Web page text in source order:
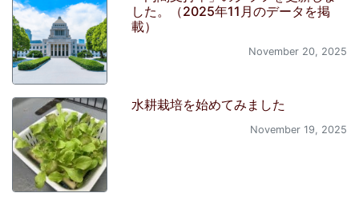
した。（2025年11月のデータを掲
載）
November 20, 2025
水耕栽培を始めてみました
November 19, 2025